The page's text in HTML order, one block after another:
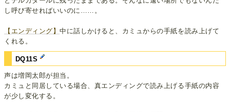
し呼び寄せればいいのに……。
【エンディング】中に話しかけると、カミュからの手紙を読み上げて
くれる。
DQ11S
声は増岡太郎が担当。
カミュと同居している場合、真エンディングで読み上げる手紙の内容
が少し変化する。